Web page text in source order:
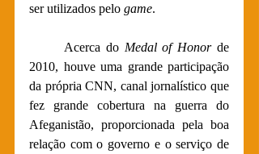
ser utilizados pelo game.
	Acerca do
Medal of Honor de
2010, houve uma grande participação
da própria CNN, canal jornalístico que
fez grande cobertura na guerra do
Afeganistão, proporcionada pela boa
relação com o governo e o serviço de